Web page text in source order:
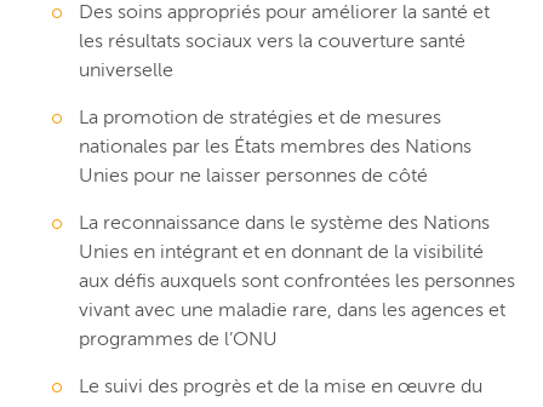
Des soins appropriés pour améliorer la santé et
les résultats sociaux vers la couverture santé
universelle
La promotion de stratégies et de mesures
nationales par les États membres des Nations
Unies pour ne laisser personnes de côté
La reconnaissance dans le système des Nations
Unies en intégrant et en donnant de la visibilité
aux défis auxquels sont confrontées les personnes
vivant avec une maladie rare, dans les agences et
programmes de l’ONU
Le suivi des progrès et de la mise en œuvre du